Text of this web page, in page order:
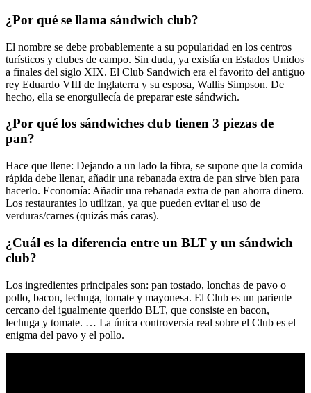
¿Por qué se llama sándwich club?
El nombre se debe probablemente a su popularidad en los centros
turísticos y clubes de campo. Sin duda, ya existía en Estados Unidos
a finales del siglo XIX. El Club Sandwich era el favorito del antiguo
rey Eduardo VIII de Inglaterra y su esposa, Wallis Simpson. De
hecho, ella se enorgullecía de preparar este sándwich.
¿Por qué los sándwiches club tienen 3 piezas de
pan?
Hace que llene: Dejando a un lado la fibra, se supone que la comida
rápida debe llenar, añadir una rebanada extra de pan sirve bien para
hacerlo. Economía: Añadir una rebanada extra de pan ahorra dinero.
Los restaurantes lo utilizan, ya que pueden evitar el uso de
verduras/carnes (quizás más caras).
¿Cuál es la diferencia entre un BLT y un sándwich
club?
Los ingredientes principales son: pan tostado, lonchas de pavo o
pollo, bacon, lechuga, tomate y mayonesa. El Club es un pariente
cercano del igualmente querido BLT, que consiste en bacon,
lechuga y tomate. … La única controversia real sobre el Club es el
enigma del pavo y el pollo.